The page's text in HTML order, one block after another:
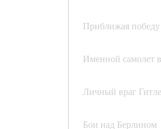
Приближая победу
Именной самолет
Личный враг
Бои над Берлином